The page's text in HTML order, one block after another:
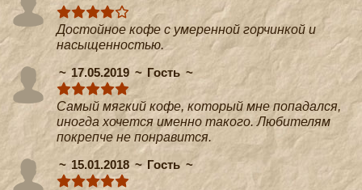
Достойное кофе с умеренной горчинкой и
насыщенностью.
17.05.2019
Гость
Самый мягкий кофе, который мне попадался,
иногда хочется именно такого. Любителям
покрепче не понравится.
15.01.2018
Гость